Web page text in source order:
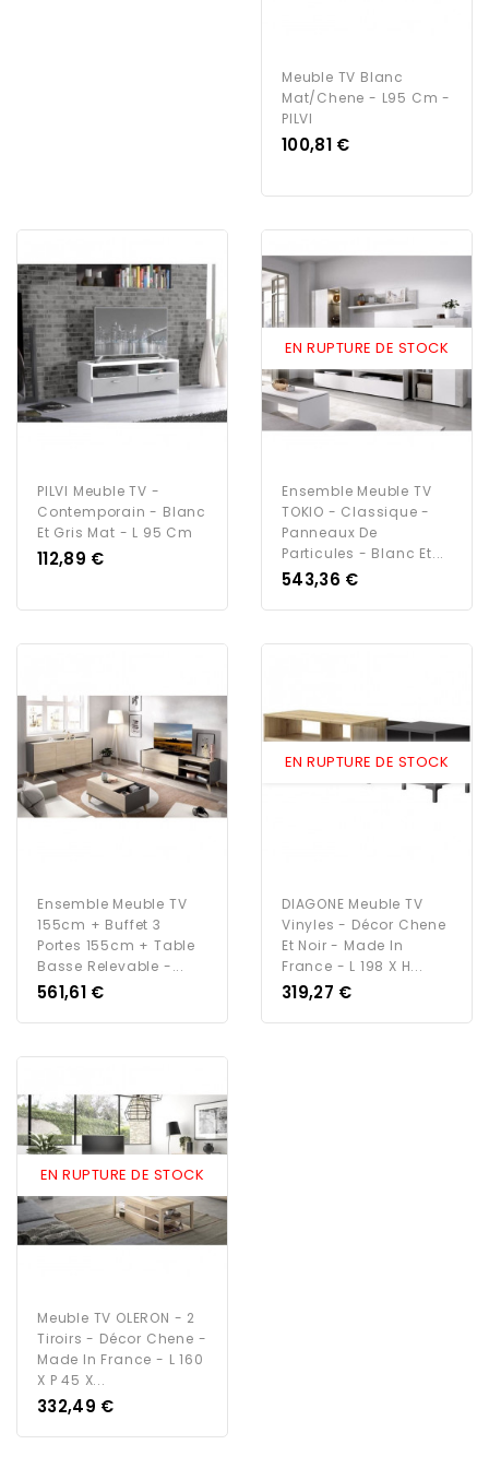
Meuble TV Blanc
Mat/Chene - L95 Cm -
PILVI
Prix
100,81 €
PILVI Meuble TV -
Contemporain - Blanc
Et Gris Mat - L 95 Cm
Prix
112,89 €
EN RUPTURE DE STOCK
Ensemble Meuble TV
TOKIO - Classique -
Panneaux De
Particules - Blanc Et...
Prix
543,36 €
Ensemble Meuble TV
155cm + Buffet 3
Portes 155cm + Table
Basse Relevable -...
Prix
561,61 €
EN RUPTURE DE STOCK
DIAGONE Meuble TV
Vinyles - Décor Chene
Et Noir - Made In
France - L 198 X H...
Prix
319,27 €
EN RUPTURE DE STOCK
Meuble TV OLERON - 2
Tiroirs - Décor Chene -
Made In France - L 160
X P 45 X...
Prix
332,49 €